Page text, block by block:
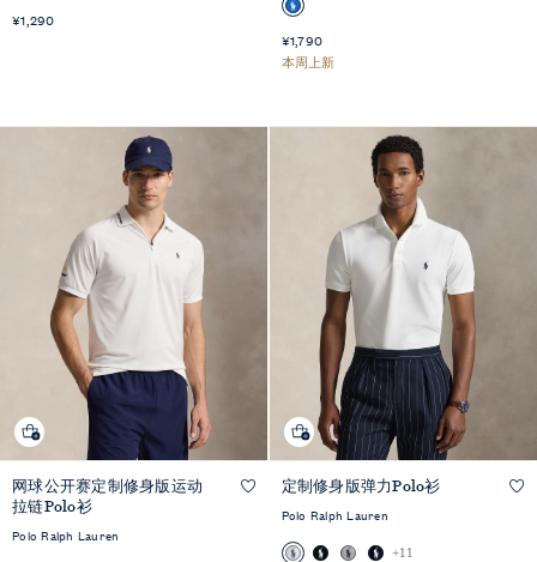
¥1,290
¥1,790
本周上新
快速预览
网球公开赛定制修身版运动
拉链Polo衫
Polo Ralph Lauren
+10
定制修身版弹力Polo衫
Polo Ralph Lauren
+11